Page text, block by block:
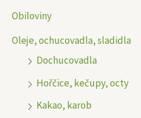
Obiloviny
Oleje, ochucovadla, sladidla
Dochucovadla
Hořčice, kečupy, octy
Kakao, karob